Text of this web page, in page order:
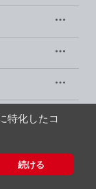
特化したコ
続ける